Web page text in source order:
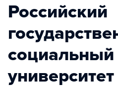
Российский
социальный
университет